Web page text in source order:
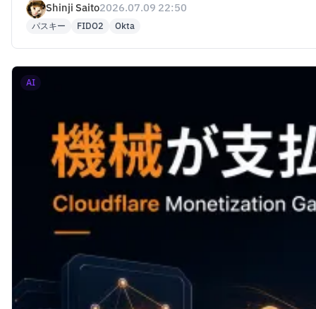
Shinji Saito2026.07.09 22:50
パスキー FIDO2 Okta
AI